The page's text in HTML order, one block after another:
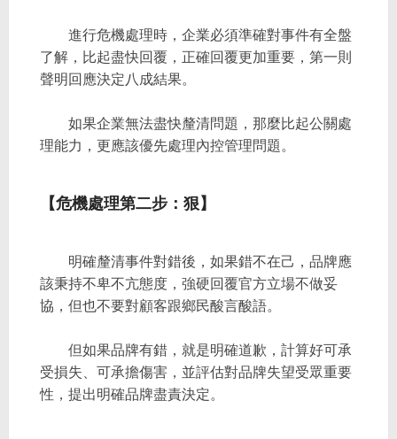
進行危機處理時，企業必須準確對事件有全盤
了解，比起盡快回覆，正確回覆更加重要，第一則
聲明回應決定八成結果。
如果企業無法盡快釐清問題，那麼比起公關處
理能力，更應該優先處理內控管理問題。
【危機處理第二步：狠】
明確釐清事件對錯後，如果錯不在己，品牌應
該秉持不卑不亢態度，強硬回覆官方立場不做妥
協，但也不要對顧客跟鄉民酸言酸語。
但如果品牌有錯，就是明確道歉，計算好可承
受損失、可承擔傷害，並評估對品牌失望受眾重要
性，提出明確品牌盡責決定。